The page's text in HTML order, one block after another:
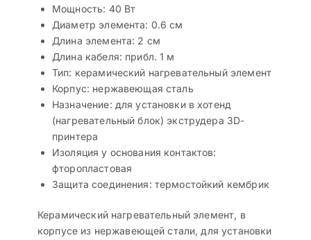
Мощность: 40 Вт
Диаметр элемента: 0.6 см
Длина элемента: 2 см
Длина кабеля: прибл. 1 м
Тип: керамический нагревательный элемент
Корпус: нержавеющая сталь
Назначение: для установки в хотенд
(нагревательный блок) экструдера 3D-
принтера
Изоляция у основания контактов:
фторопластовая
Защита соединения: термостойкий кембрик
Керамический нагревательный элемент, в
корпусе из нержавеющей стали, для установки